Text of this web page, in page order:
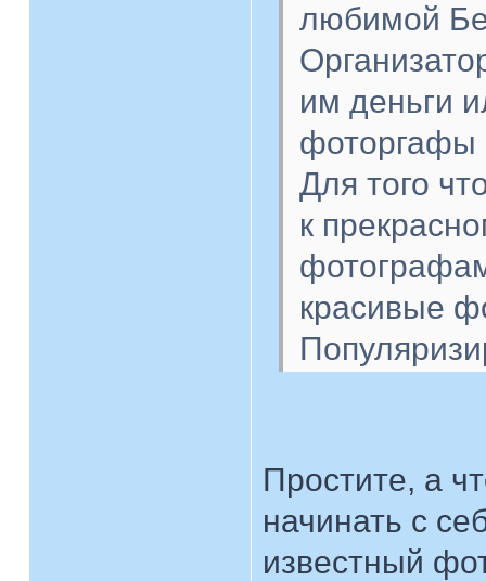
любимой
им деньги
фоторгафы
Для того
к
красивые
Простите, а
начинать с
известный